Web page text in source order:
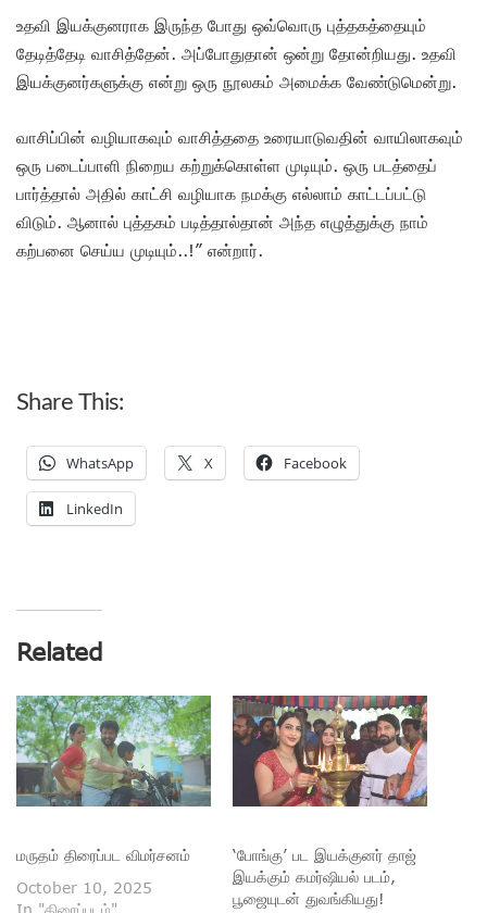
உதவி இயக்குனராக இருந்த போது ஒவ்வொரு புத்தகத்தையும்
தேடித்தேடி வாசித்தேன். அப்போதுதான் ஒன்று தோன்றியது. உதவி
இயக்குனர்களுக்கு என்று ஒரு நூலகம் அமைக்க வேண்டுமென்று.
வாசிப்பின் வழியாகவும் வாசித்ததை உரையாடுவதின் வாயிலாகவும்
ஒரு படைப்பாளி நிறைய கற்றுக்கொள்ள முடியும். ஒரு படத்தைப்
பார்த்தால் அதில் காட்சி வழியாக நமக்கு எல்லாம் காட்டப்பட்டு
விடும். ஆனால் புத்தகம் படித்தால்தான் அந்த எழுத்துக்கு நாம்
கற்பனை செய்ய முடியும்..!” என்றார்.
Share This:
WhatsApp X Facebook
LinkedIn
Related
மருதம் திரைப்பட விமர்சனம்
October 10, 2025
In "திரைப்படம்"
‘போங்கு’ பட இயக்குனர் தாஜ்
இயக்கும் கமர்ஷியல் படம்,
பூஜையுடன் துவங்கியது!